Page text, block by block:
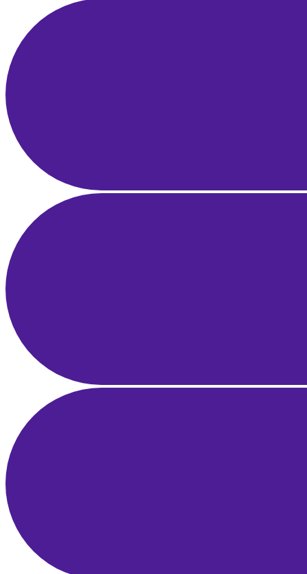
E-Posta Pazarlama Otomasyonu ve Segmentasyon: Gelir Üreten
Akışlar
1 Nis 2025
Influencer Pazarlama Rehberi: Markalar için Strateji, Keşif ve ROI
Ölçümü
28 Mar 2025
İşletme Fikrini Doğrulama Rehberi: Pazar Araştırması, MVP ve
Erken Geri Bildirim
25 Mar 2025
Yerel SEO Rehberi: Google Haritalar ve Google İşletme Profili ile
Bölgesel Liderlik
21 Mar 2025